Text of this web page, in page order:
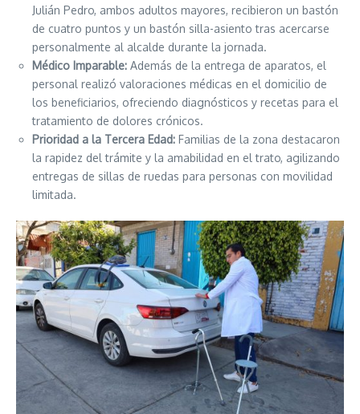
Julián Pedro, ambos adultos mayores, recibieron un bastón
de cuatro puntos y un bastón silla-asiento tras acercarse
personalmente al alcalde durante la jornada.
Médico Imparable: Además de la entrega de aparatos, el
personal realizó valoraciones médicas en el domicilio de
los beneficiarios, ofreciendo diagnósticos y recetas para el
tratamiento de dolores crónicos.
Prioridad a la Tercera Edad: Familias de la zona destacaron
la rapidez del trámite y la amabilidad en el trato, agilizando
entregas de sillas de ruedas para personas con movilidad
limitada.